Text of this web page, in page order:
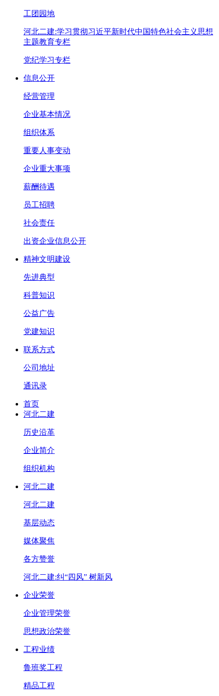
工团园地
河北二建:学习贯彻习近平新时代中国特色社会主义思想
主题教育专栏
党纪学习专栏
信息公开
经营管理
企业基本情况
组织体系
重要人事变动
企业重大事项
薪酬待遇
员工招聘
社会责任
出资企业信息公开
精神文明建设
先进典型
科普知识
公益广告
党建知识
联系方式
公司地址
通讯录
首页
河北二建
历史沿革
企业简介
组织机构
河北二建
河北二建
基层动态
媒体聚焦
各方赞誉
河北二建:纠“四风” 树新风
企业荣誉
企业管理荣誉
思想政治荣誉
工程业绩
鲁班奖工程
精品工程